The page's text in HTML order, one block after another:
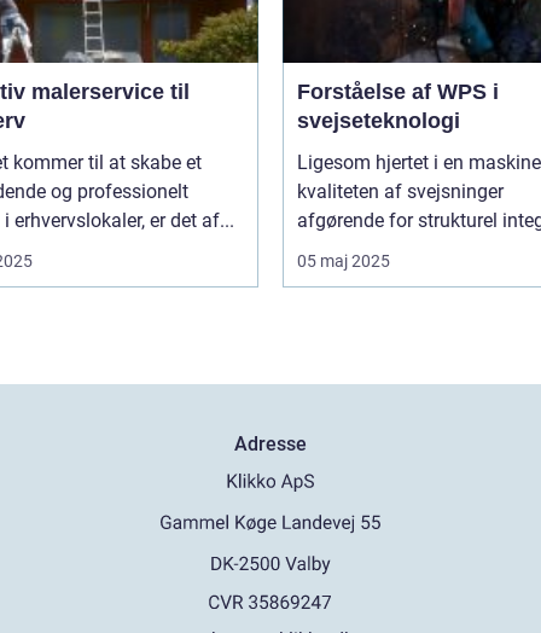
malerservice til
kommer til at skabe et
og professionelt
erhvervslokaler, er det af...
Forståelse af WPS i
svejseteknologi
Ligesom hjertet i en
kvaliteten af svejsninger
afgørende for strukturel
05 maj 2025
Adresse